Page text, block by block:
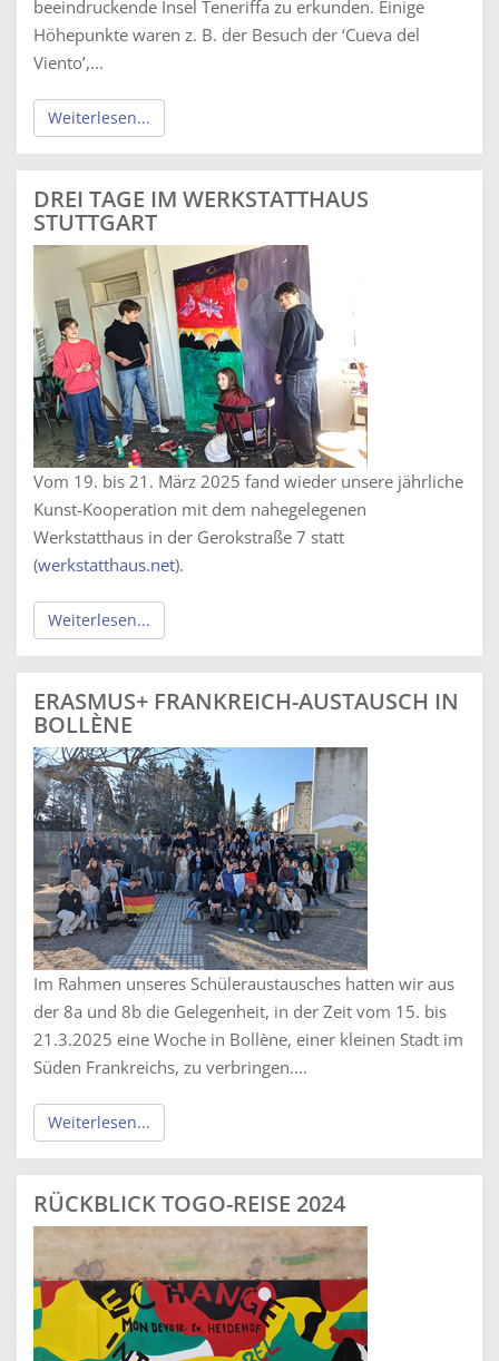
beeindruckende Insel Teneriffa zu erkunden. Einige
Höhepunkte waren z. B. der Besuch der ‘Cueva del
Viento’,...
Weiterlesen...
DREI TAGE IM WERKSTATTHAUS
STUTTGART
Vom 19. bis 21. März 2025 fand wieder unsere jährliche
Kunst-Kooperation mit dem nahegelegenen
Werkstatthaus in der Gerokstraße 7 statt
(werkstatthaus.net).
Weiterlesen...
ERASMUS+ FRANKREICH-AUSTAUSCH IN
BOLLÈNE
Im Rahmen unseres Schüleraustausches hatten wir aus
der 8a und 8b die Gelegenheit, in der Zeit vom 15. bis
21.3.2025 eine Woche in Bollène, einer kleinen Stadt im
Süden Frankreichs, zu verbringen....
Weiterlesen...
RÜCKBLICK TOGO-REISE 2024